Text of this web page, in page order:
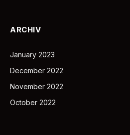
ARCHIV
January 2023
December 2022
November 2022
October 2022